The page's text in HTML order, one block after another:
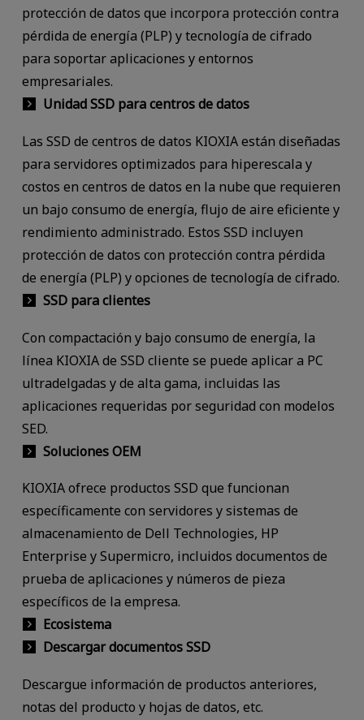
protección de datos que incorpora protección contra
pérdida de energía (PLP) y tecnología de cifrado
para soportar aplicaciones y entornos
empresariales.
Unidad SSD para centros de datos
Las SSD de centros de datos KIOXIA están diseñadas
para servidores optimizados para hiperescala y
costos en centros de datos en la nube que requieren
un bajo consumo de energía, flujo de aire eficiente y
rendimiento administrado. Estos SSD incluyen
protección de datos con protección contra pérdida
de energía (PLP) y opciones de tecnología de cifrado.
SSD para clientes
Con compactación y bajo consumo de energía, la
línea KIOXIA de SSD cliente se puede aplicar a PC
ultradelgadas y de alta gama, incluidas las
aplicaciones requeridas por seguridad con modelos
SED.
Soluciones OEM
KIOXIA ofrece productos SSD que funcionan
específicamente con servidores y sistemas de
almacenamiento de Dell Technologies, HP
Enterprise y Supermicro, incluidos documentos de
prueba de aplicaciones y números de pieza
específicos de la empresa.
Ecosistema
Descargar documentos SSD
Descargue información de productos anteriores,
notas del producto y hojas de datos, etc.